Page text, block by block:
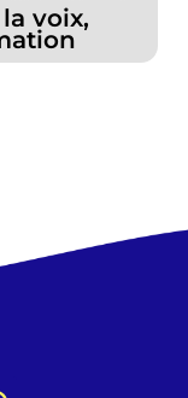
voix,